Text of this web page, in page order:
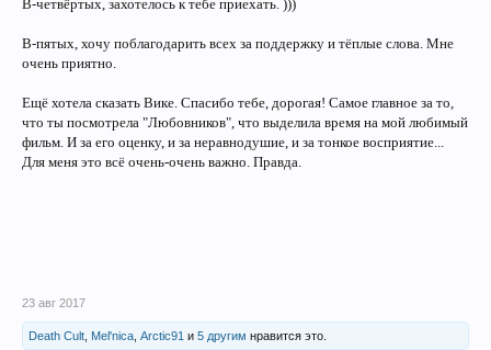
В-четвёртых, захотелось к тебе приехать. )))
В-пятых, хочу поблагодарить всех за поддержку и тёплые слова. Мне
очень приятно.
Ещё хотела сказать Вике. Спасибо тебе, дорогая! Самое главное за то,
что ты посмотрела "Любовников", что выделила время на мой любимый
фильм. И за его оценку, и за неравнодушие, и за тонкое восприятие...
Для меня это всё очень-очень важно. Правда.
23 авг 2017
Death Cult Mel'nica Arctic91 и 5 другим нравится это.